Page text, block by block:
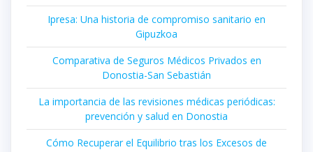
Ipresa: Una historia de compromiso sanitario en
Gipuzkoa
Comparativa de Seguros Médicos Privados en
Donostia-San Sebastián
La importancia de las revisiones médicas periódicas:
prevención y salud en Donostia
Cómo Recuperar el Equilibrio tras los Excesos de